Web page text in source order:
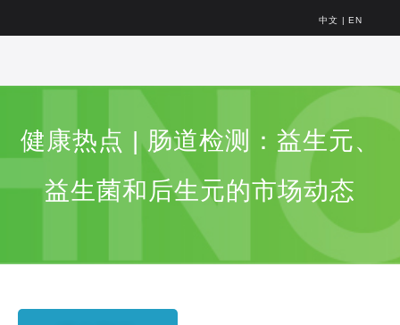
中文 | EN
健康热点 | 肠道检测：益生元、
益生菌和后生元的市场动态